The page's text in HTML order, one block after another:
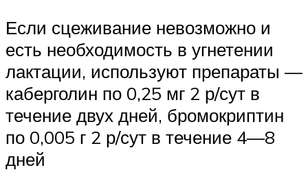
Если сцеживание невозможно и
есть необходимость в угнетении
лактации, используют препараты —
каберголин по 0,25 мг 2 р/сут в
течение двух дней, бромокриптин
по 0,005 г 2 р/сут в течение 4—8
дней